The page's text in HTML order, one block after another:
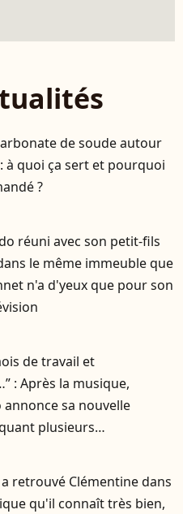
de soude autour
à quoi ça sert et pourquoi
?
réuni avec son petit-fils
le même immeuble que
n'a d'yeux que pour son
de travail et
: Après la musique,
annonce sa nouvelle
plusieurs
retrouvé Clémentine dans
qu'il connaît très bien,